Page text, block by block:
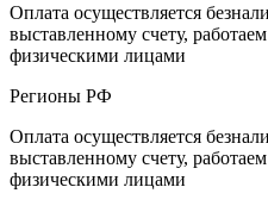
Оплата осуществляется
выставленному счету,
физическими лицами
Регионы РФ
Оплата осуществляется
выставленному счету,
физическими лицами